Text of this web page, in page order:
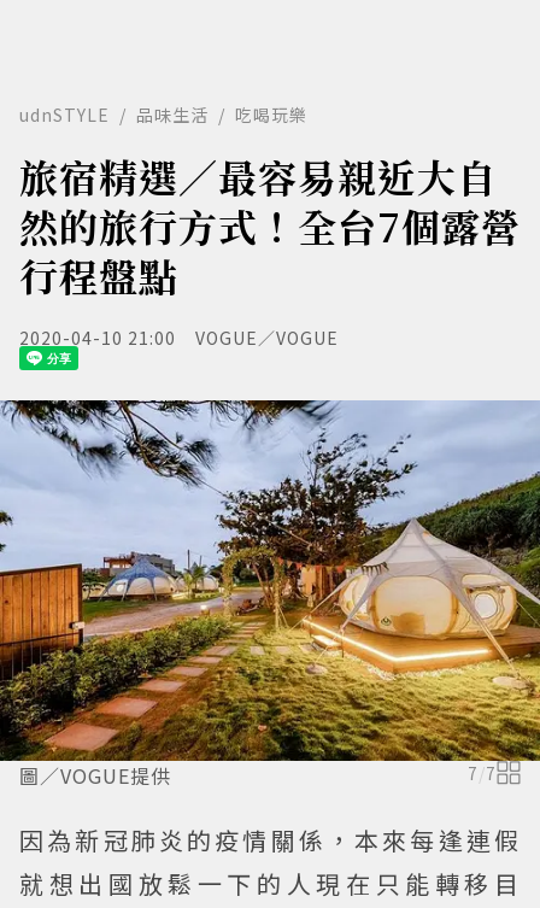
udnSTYLE 品味生活 吃喝玩樂
旅宿精選／最容易親近大自
然的旅行方式！全台7個露營
行程盤點
2020-04-10 21:00 VOGUE／VOGUE
圖／VOGUE提供 7/7
因為新冠肺炎的疫情關係，本來每逢連假
就想出國放鬆一下的人現在只能轉移目